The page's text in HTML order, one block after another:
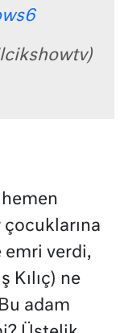
hemen
emri verdi,
Kılıç) ne
adam